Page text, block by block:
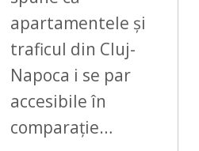
apartamentele și
traficul din Cluj-
Napoca i se par
accesibile în
comparație…